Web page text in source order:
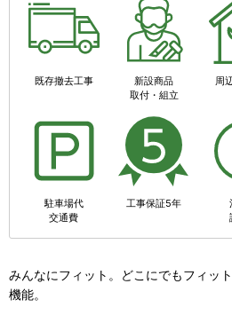
既存撤去工事
新設商品
取付・組立
周
駐車場代
交通費
工事保証5年
みんなにフィット。どこにでもフィッ
機能。